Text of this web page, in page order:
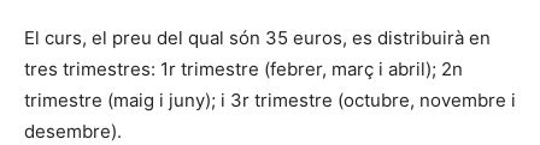
El curs, el preu del qual són 35 euros, es distribuirà en
tres trimestres: 1r trimestre (febrer, març i abril); 2n
trimestre (maig i juny); i 3r trimestre (octubre, novembre i
desembre).